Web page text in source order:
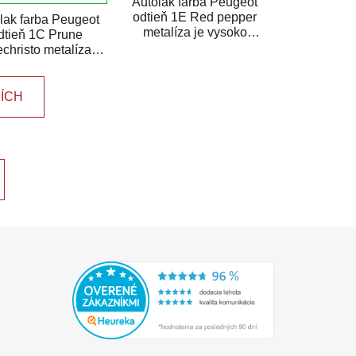
farba Peugeot
1C Prune
metalíza je
na bodové...
odtieň 1E Red pepper
metalíza je vysoko